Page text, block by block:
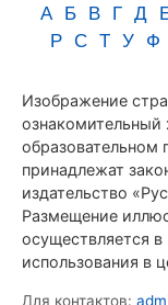
А Б В Г Д
Р С Т У Ф
Изображение
ознакомительный
образовательном
принадлежат
издательство
Размещение
осуществляется
использования в
Для контактов: